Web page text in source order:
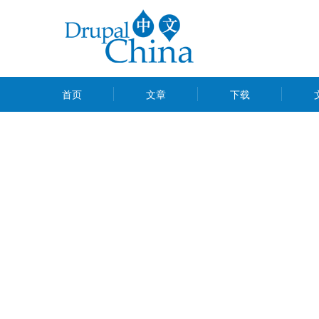
内
MENU
首页 文章 下载